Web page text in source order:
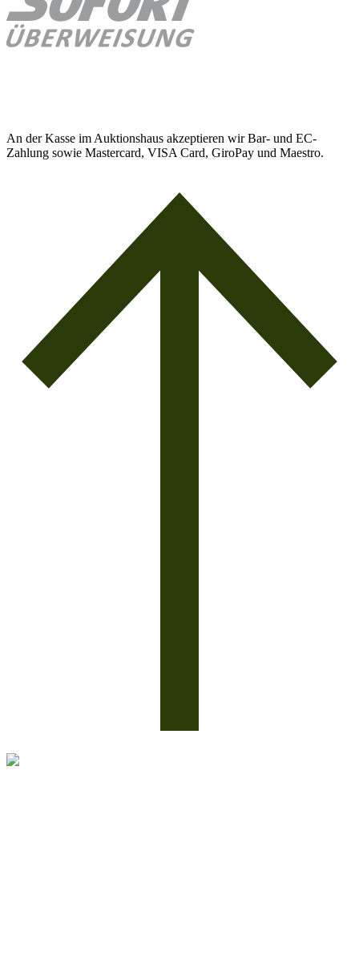
An der Kasse im Auktionshaus akzeptieren wir Bar- und EC-
Zahlung sowie Mastercard, VISA Card, GiroPay und Maestro.